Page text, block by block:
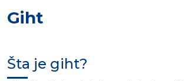
Giht
Šta je giht?